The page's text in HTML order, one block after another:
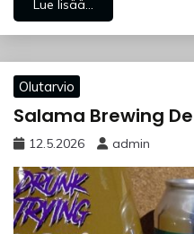
Lue lisää...
Olutarvio
Salama Brewing
12.5.2026 admin